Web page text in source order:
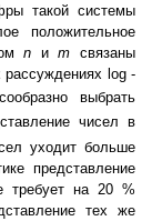
такой системы
положительное
n иm связаны
log -
выбрать
чисел в
уходит больше
представление
требует на 20 %
тех же